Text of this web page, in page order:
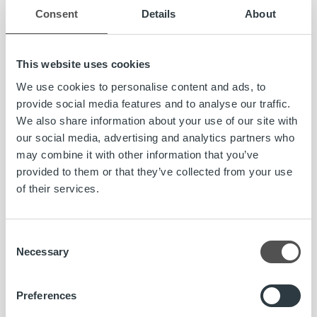
Consent Details About
This website uses cookies
We use cookies to personalise content and ads, to
provide social media features and to analyse our traffic.
We also share information about your use of our site with
our social media, advertising and analytics partners who
may combine it with other information that you’ve
provided to them or that they’ve collected from your use
of their services.
Selection
Necessary
Preferences
Liikevaihto yli 40 miljoonaa
Enfon pääomistaja KPY tekee merkittävän sijoituksen
yhtiöön. Trust Kapitalin omistus jakautuu kaupan
toteuduttua pääomistaja Sentica Partnersin hallinnoimien
rahastojen sekä KPY:n, Trust Kapitalin toimivan johdon ja
suomalaisten yksityissijoittajien kesken.
Osapuolet ovat sopineet, että yrityskaupan hintaa ei
julkisteta. Kaupan myötä Trust Kapitalin liikevaihto
joka kuudes Suomessa liikkuva lasku välitetään yhtiön
Artti Aurasmaa, toimitusjohtaja, Trust Kapital Group TKG
Oy, puh. 045 186 1775, artti.aurasmaa@truskapital.fi